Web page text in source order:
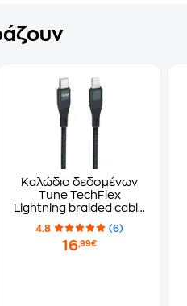
Καλώδιο δεδομένων
Tune TechFlex
Lightning braided cable
USB-C σε Lightning 1.5m
- Black
4.8 (6)
16,99€